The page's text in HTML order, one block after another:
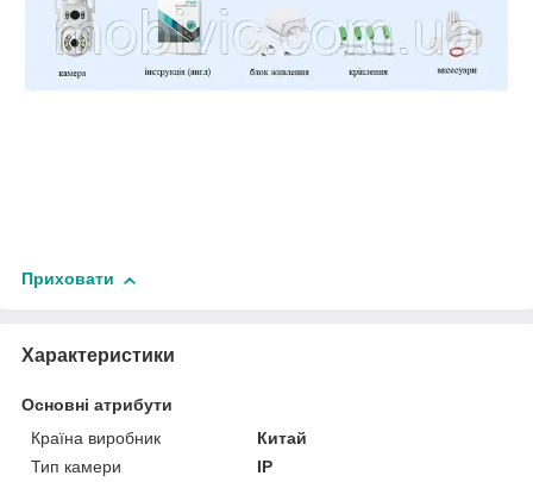
Приховати
Характеристики
Основні атрибути
Країна виробник
Китай
Тип камери
IP